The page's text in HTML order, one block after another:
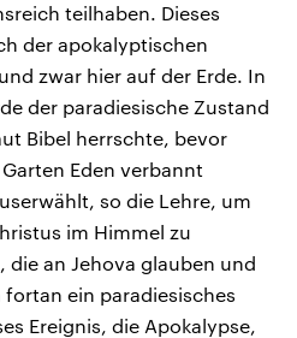
teilhaben. Dieses
der apokalyptischen
zwar hier auf der Erde. In
der paradiesische Zustand
Bibel herrschte, bevor
Eden verbannt
so die Lehre, um
im Himmel zu
die an Jehova glauben und
ein paradiesisches
Ereignis, die Apokalypse,